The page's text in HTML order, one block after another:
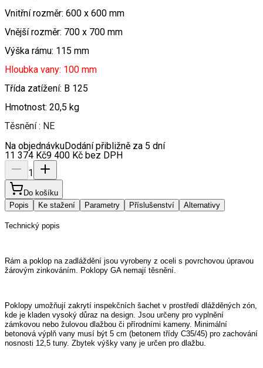
Vnitřní rozměr: 600 x 600 mm
Vnější rozměr: 700 x 700 mm
Výška rámu: 115 mm
Hloubka vany: 100 mm
Třída zatížení: B 125
Hmotnost: 20,5 kg
Těsnění : NE
Na objednávkuDodání přibližně za 5 dní
11 374 Kč9 400 Kč bez DPH
1
Do košíku
Popis
Ke stažení Parametry Příslušenství Alternativy
Technický popis
Rám a poklop na zadláždění jsou vyrobeny z oceli s povrchovou úpravou
žárovým zinkováním. Poklopy GA nemají těsnění.
Poklopy umožňují zakrytí inspekčních šachet v prostředí dlážděných zón,
kde je kladen vysoký důraz na design. Jsou určeny pro vyplnění
zámkovou nebo žulovou dlažbou či přírodními kameny. Minimální
betonová výplň vany musí být 5 cm (betonem třídy C35/45) pro zachování
nosnosti 12,5 tuny. Zbytek výšky vany je určen pro dlažbu.